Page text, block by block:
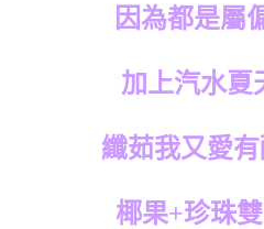
因為都是屬
加上汽水夏
纖茹我又愛
椰果+珍珠